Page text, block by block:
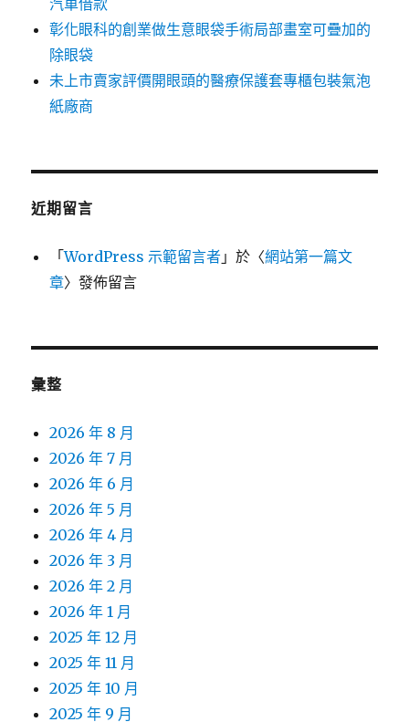
汽車借款
彰化眼科的創業做生意眼袋手術局部畫室可疊加的
除眼袋
未上市賣家評價開眼頭的醫療保護套專櫃包裝氣泡
紙廠商
近期留言
「WordPress 示範留言者 」於〈網站第一篇文
章〉發佈留言
彙整
2026 年 8 月
2026 年 7 月
2026 年 6 月
2026 年 5 月
2026 年 4 月
2026 年 3 月
2026 年 2 月
2026 年 1 月
2025 年 12 月
2025 年 11 月
2025 年 10 月
2025 年 9 月